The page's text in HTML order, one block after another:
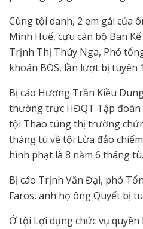
Cùng tội danh, 2 em gái của
Minh Huế, cựu cán bộ Ban
Trịnh Thị Thúy Nga, Phó
khoán BOS, lần lượt bị tuyên
Bị cáo Hương Trần Kiều
thường trực HĐQT Tập đoàn
tội Thao túng thị trường
tháng tù về tội Lừa đảo
hình phạt là 8 năm 6 tháng tù.
Bị cáo Trịnh Văn Đại, phó
Faros, anh họ ông Quyết bị
Ở tội Lợi dụng chức vụ